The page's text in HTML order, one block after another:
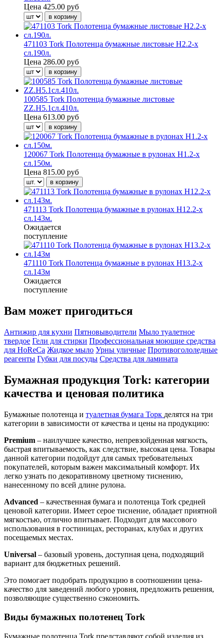
Цена 425.00 руб
471103 Tork Полотенца бумажные листовые Н2.2-х
сл.190л.
Цена 286.00 руб
100585 Tork Полотенца бумажные листовые
ZZ.Н5.1сл.410л.
Цена 613.00 руб
120067 Tork Полотенца бумажные в рулонах H1.2-х
сл.150м.
Цена 815.00 руб
471113 Tork Полотенца бумажные в рулонах Н12.2-х
сл.143м.
Ожидается
поступление
471110 Tork Полотенца бумажные в рулонах Н13.2-х
сл.143м
Ожидается
поступление
Вам может пригодиться
Антижир для кухни Пятновыводители Мыло туалетное
твердое Гели для стирки Профессиональная моющие средства
для HoReCa Жидкое мыло Урны уличные Противогололедные
реагенты Губки для посуды Средства для ламината
Бумажная продукция Tork: категории
качества и ценовая политика
Бумажные полотенца и туалетная бумага Торк делятся на три
категории в зависимости от качества и цены на продукцию:
Premium – наилучшее качество, непревзойденная мягкость,
быстрая впитываемость, как следствие, высокая цена. Товары
данной категории подойдут для самых требовательных
покупателей, которым важен максимальный комфорт. Их
легко узнать по декоративному цветному тиснению,
нанесенному по всей длине рулона.
Advanced – качественная бумага и полотенца Tork средней
ценовой категории. Имеет серое тиснение, обладает приятной
мягкостью, отлично впитывает. Подходит для массового
использования в гостиницах, ресторанах, клубах и других
посещаемых местах.
Universal – базовый уровень, доступная цена, подходящий
вариант для бюджетных решений.
Это помогает подобрать продукцию в соотношении цена-
качество для заведений любого уровня, предложить решения,
позволяющие существенно сэкономить.
Виды бумажных полотенец Tork
Бумажные полотенца Tork представляют собой изделия из